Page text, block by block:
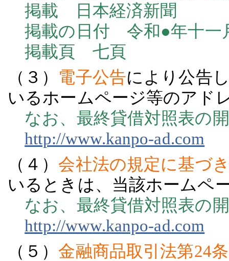
掲載 日本経済新聞
掲載の日付 令和●年十一
掲載頁 七頁
（３） 電子公告により公告
いるホームページ等のアド
なお、最終貸借対照表の
http://www.kanpo-ad.com
（４）会社法の規定に基づ
いるときは、当該ホームペ
なお、最終貸借対照表の
http://www.kanpo-ad.com
（５）金融商品取引法第24